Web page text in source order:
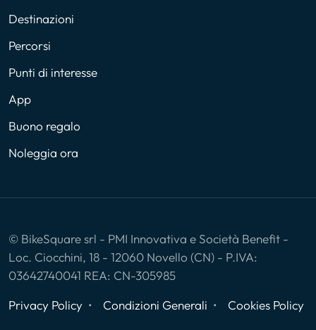
Destinazioni
Percorsi
Punti di interesse
App
Buono regalo
Noleggia ora
© BikeSquare srl - PMI Innovativa e Società Benefit -
Loc. Ciocchini, 18 - 12060 Novello (CN) - P.IVA:
03642740041 REA: CN-305985
Privacy Policy
Condizioni Generali Cookies Policy